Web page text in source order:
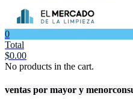
0
Total
$0.00
No products in the cart.
ventas por mayor y menor